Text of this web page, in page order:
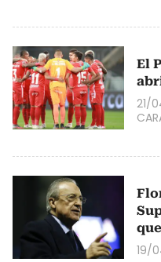
El
21/
19/